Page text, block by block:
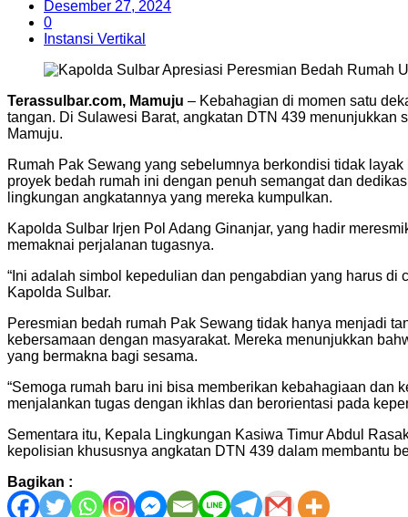
Desember 27, 2024
0
Instansi Vertikal
Terassulbar.com, Mamuju – Kebahagian di momen satu
tangan. Di Sulawesi Barat, angkatan DTN 439
Mamuju.
Rumah Pak Sewang yang sebelumnya berkondisi tidak
proyek bedah rumah ini dengan penuh semangat dan
lingkungan angkatannya yang mereka kumpulkan.
Kapolda Sulbar Irjen Pol Adang Ginanjar, yang hadir
memaknai perjalanan tugasnya.
“Ini adalah simbol kepedulian dan pengabdian yang harus
Kapolda Sulbar.
Peresmian bedah rumah Pak Sewang tidak hanya menjadi
kebersamaan dengan masyarakat. Mereka menunjukkan
yang bermakna bagi sesama.
“Semoga rumah baru ini bisa memberikan kebahagiaan
menjalankan tugas dengan ikhlas dan berorientasi pada
Sementara itu, Kepala Lingkungan Kasiwa Timur Abdul
kepolisian khususnya angkatan DTN 439 dalam membantu
Bagikan :